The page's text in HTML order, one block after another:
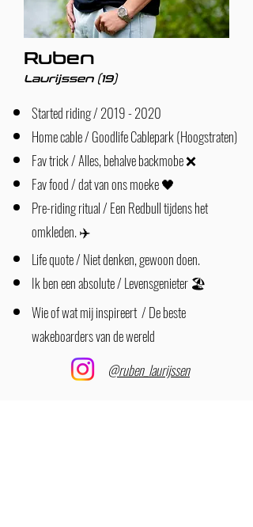
Ruben
Laurijssen (19)
Started riding / 2019 - 2020
Home cable / Goodlife Cablepark (Hoogstraten)
Fav trick / Alles, behalve backmobe ❌
Fav food / dat van ons moeke 🖤
Pre-riding ritual / Een Redbull tijdens het
omkleden. ✈️
Life quote / Niet denken, gewoon doen.
Ik ben een absolute / Levensgenieter 🏖️
Wie of wat mij inspireert / De beste
wakeboarders van de wereld
@ruben_laurijssen